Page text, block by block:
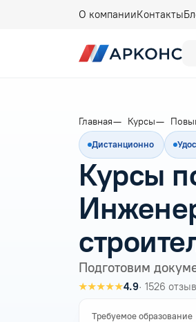
О компанииКонтакты
Главная Курсы
Дистанционно
Курсы
Подготовим
★★★★★4.9· 1526
Требуемое образование